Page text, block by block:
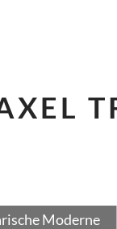
Moderne